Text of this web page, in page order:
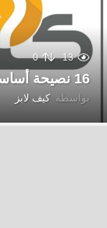
13
0
16 نصيحة أساسية من اجل اظافر قوية وصحية
بواسطة كيف لابز